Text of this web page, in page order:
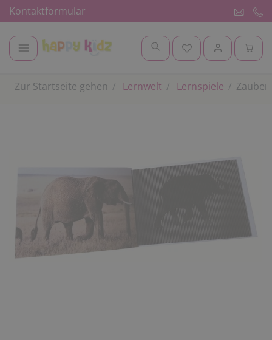
Kontaktformular
Zur Startseite gehen Lernwelt Lernspiele